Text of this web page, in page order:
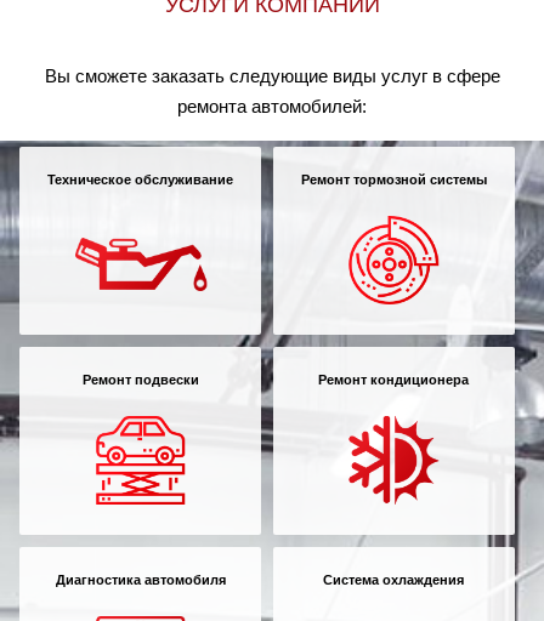
УСЛУГИ КОМПАНИИ
Вы сможете заказать следующие виды услуг в сфере
ремонта автомобилей:
Техническое обслуживание Ремонт тормозной системы
Ремонт подвески Ремонт кондиционера
Диагностика автомобиля Система охлаждения